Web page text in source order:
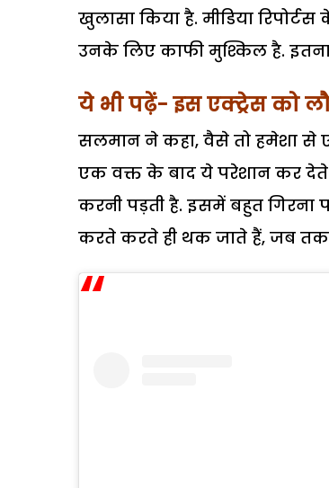
खुलासा किया है. मीडिया
उनके लिए काफी मुश्किल है. इतना
ये भी पढ़ें- इस एक्ट्रेस को
सलमान ने कहा, वैसे तो हमेशा से
एक वक्त के बाद ये परेशान कर
करनी पड़ती है. इसमें बहुत गिरना
करते करते ही थक जाते हैं, जब